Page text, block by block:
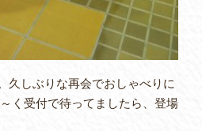
久しぶりな再会でおしゃべりに
く受付で待ってましたら、登場